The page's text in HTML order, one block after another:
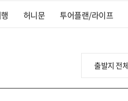
허니문 투어플랜/라이프